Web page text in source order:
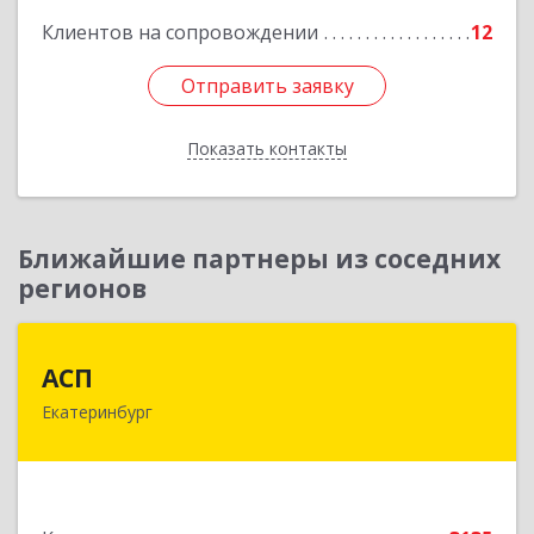
Клиентов на сопровождении 12
Отправить заявку
Показать контакты
Отправить заявку
Назад
Ближайшие партнеры из соседних
регионов
АСП
Екатеринбург
620075, Свердловская обл, Екатеринбург г,